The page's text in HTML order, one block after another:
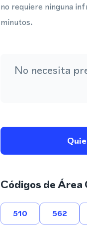
no requiere ninguna
minutos.
No necesita
Códigos de Área
510 562